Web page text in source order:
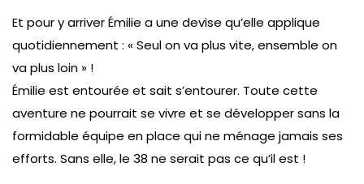
Et pour y arriver Émilie a une devise qu’elle applique
quotidiennement : « Seul on va plus vite, ensemble on
va plus loin » !
Émilie est entourée et sait s’entourer. Toute cette
aventure ne pourrait se vivre et se développer sans la
formidable équipe en place qui ne ménage jamais ses
efforts. Sans elle, le 38 ne serait pas ce qu’il est !